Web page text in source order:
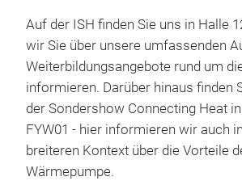
Auf der ISH finden Sie uns in Halle
wir Sie über unsere umfassenden
Weiterbildungsangebote rund um
informieren. Darüber hinaus finden
der Sondershow Connecting Heat
FYW01 - hier informieren wir auch
breiteren Kontext über die Vorteile
Wärmepumpe.